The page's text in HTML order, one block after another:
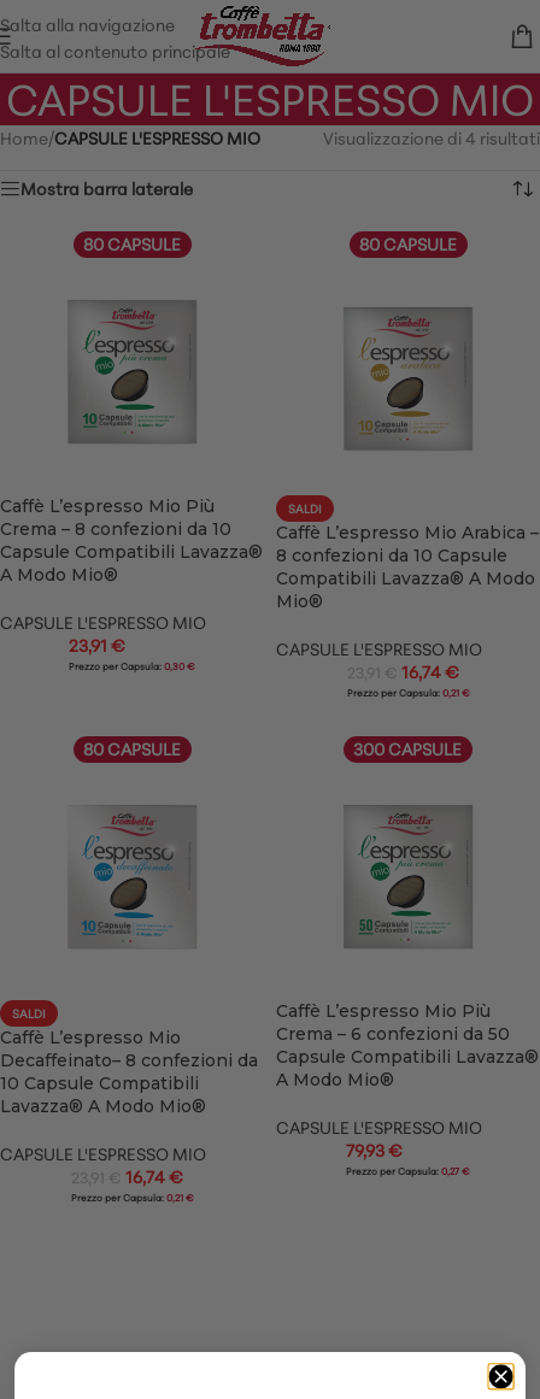
Salta alla navigazione
Salta al contenuto principale
CAPSULE L'ESPRESSO MIO
Home/CAPSULE L'ESPRESSO MIO Visualizzazione di 4 risultati
Mostra barra laterale
80 CAPSULE
Caffè L’espresso Mio Più
Crema – 8 confezioni da 10
Capsule Compatibili Lavazza®
A Modo Mio®
CAPSULE L'ESPRESSO MIO
23,91 €
Prezzo per Capsula: 0,30 €
80 CAPSULE
SALDI
Caffè L’espresso Mio Arabica –
8 confezioni da 10 Capsule
Compatibili Lavazza® A Modo
Mio®
CAPSULE L'ESPRESSO MIO
23,91 € 16,74€
Prezzo per Capsula: 0,21 €
80 CAPSULE
SALDI
Caffè L’espresso Mio
Decaffeinato– 8 confezioni da
10 Capsule Compatibili
Lavazza® A Modo Mio®
CAPSULE L'ESPRESSO MIO
23,91 € 16,74€
Prezzo per Capsula: 0,21 €
300 CAPSULE
Caffè L’espresso Mio Più
Crema – 6 confezioni da 50
Capsule Compatibili Lavazza®
A Modo Mio®
CAPSULE L'ESPRESSO MIO
79,93€
Prezzo per Capsula: 0,27 €